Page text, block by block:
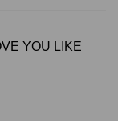
YOU LIKE